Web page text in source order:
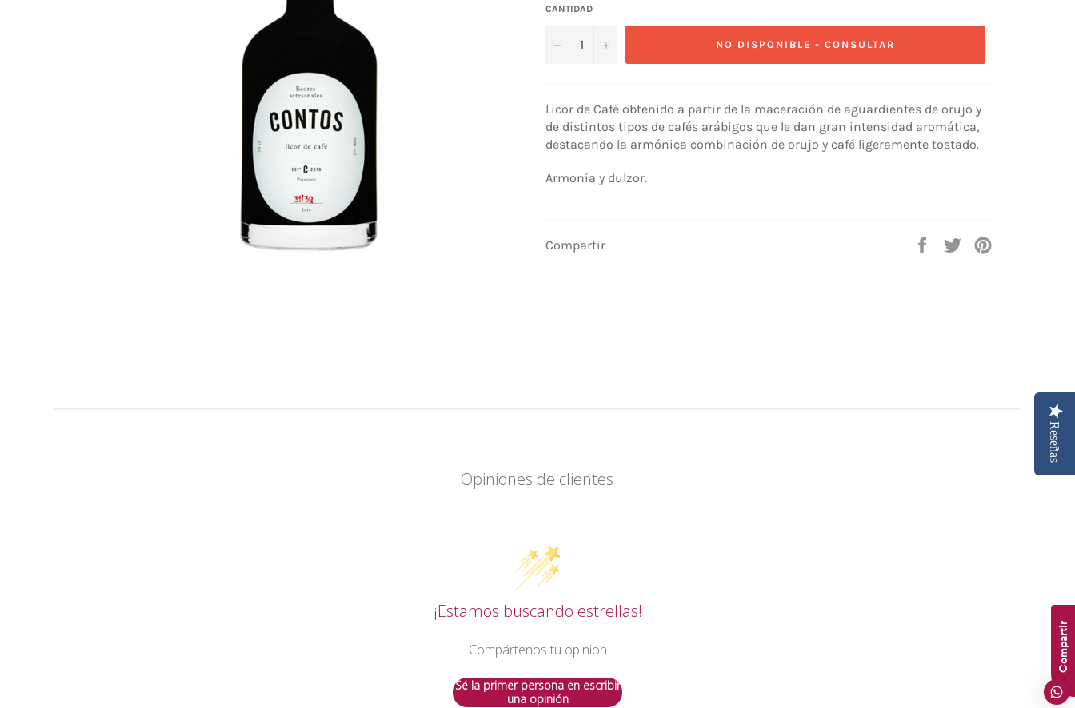
CANTIDAD
− + NO DISPONIBLE - CONSULTAR
Licor de Café obtenido a partir de la maceración de aguardientes de orujo y
de distintos tipos de cafés arábigos que le dan gran intensidad aromática,
destacando la armónica combinación de orujo y café ligeramente tostado.
Armonía y dulzor.
Compartir
Compartir
Tuitear
Opiniones de clientes
¡Estamos buscando estrellas!
Compártenos tu opinión
Sé la primer persona en escribir
una opinión
Compartir
Reseñas